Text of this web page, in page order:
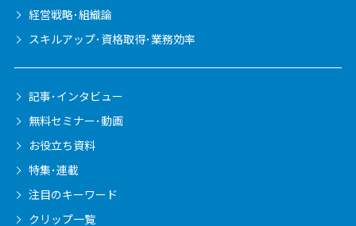
経営戦略･組織論
スキルアップ･資格取得･業務効率
記事･インタビュー
無料セミナー･動画
お役立ち資料
特集･連載
注目のキーワード
クリップ一覧